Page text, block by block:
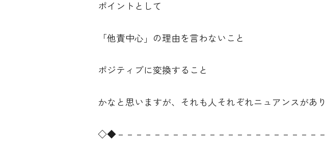
ポイントとして
「他責中心」の理由を言わないこと
ポジティブに変換すること
かなと思いますが、それも人それぞれニュアンスがあ
◇◆－－－－－－－－－－－－－－－－－－－－－－